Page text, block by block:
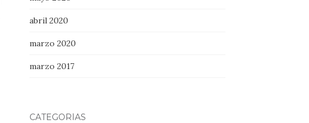
abril 2020
marzo 2020
marzo 2017
CATEGORÍAS